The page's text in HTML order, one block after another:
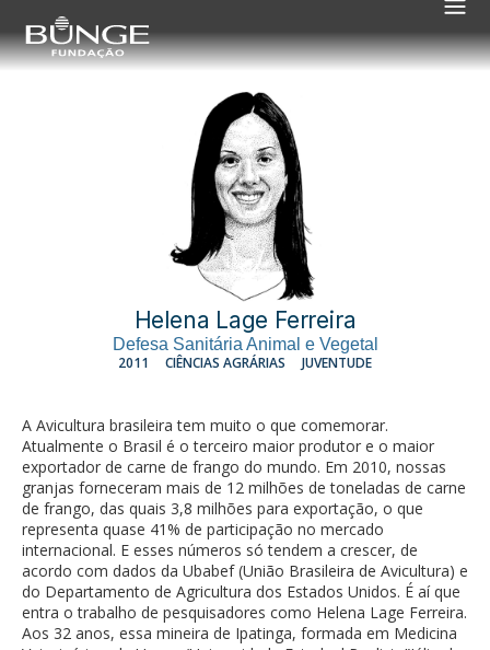
Helena Lage Ferreira
Defesa Sanitária Animal e Vegetal
2011
CIÊNCIAS AGRÁRIAS JUVENTUDE
A Avicultura brasileira tem muito o que comemorar.
Atualmente o Brasil é o terceiro maior produtor e o maior
exportador de carne de frango do mundo. Em 2010, nossas
granjas forneceram mais de 12 milhões de toneladas de carne
de frango, das quais 3,8 milhões para exportação, o que
representa quase 41% de participação no mercado
internacional. E esses números só tendem a crescer, de
acordo com dados da Ubabef (União Brasileira de Avicultura) e
do Departamento de Agricultura dos Estados Unidos. É aí que
entra o trabalho de pesquisadores como Helena Lage Ferreira.
Aos 32 anos, essa mineira de Ipatinga, formada em Medicina